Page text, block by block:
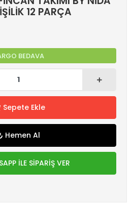
12 PARÇA
BEDAVA
Sepete Ekle
Hemen Al
İLE SİPARİŞ VER